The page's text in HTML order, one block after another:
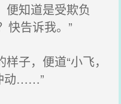
知道是受欺负
快告诉我。”
子，便道“小飞，
动……”